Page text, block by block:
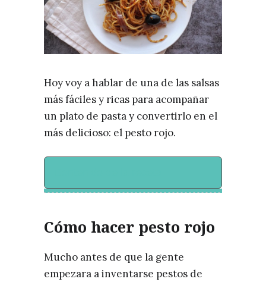
ÚNETE A LA NEWSLETTER
RECOMENDACIONES
Hoy voy a hablar de una de las salsas
más fáciles y ricas para acompañar
un plato de pasta y convertirlo en el
más delicioso: el pesto rojo.
Cómo hacer pesto rojo
Mucho antes de que la gente
empezara a inventarse pestos de